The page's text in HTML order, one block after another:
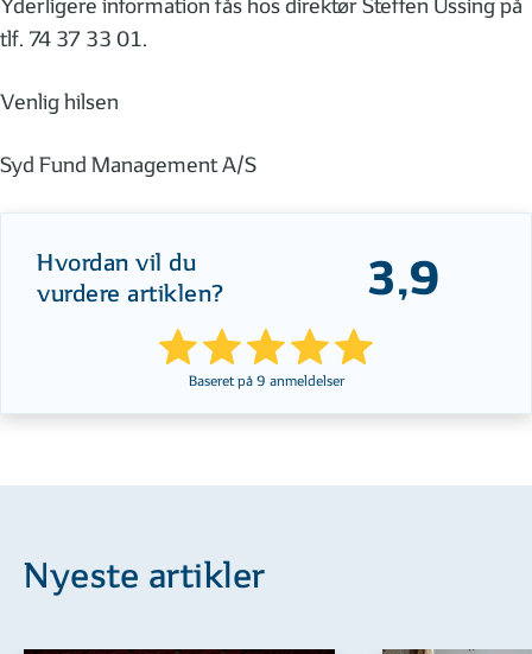
Yderligere information fås hos direktør Steffen Ussing på
tlf. 74 37 33 01.
Venlig hilsen
Syd Fund Management A/S
Hvordan vil du
vurdere artiklen?
3,9
Baseret på 9 anmeldelser
Nyeste artikler